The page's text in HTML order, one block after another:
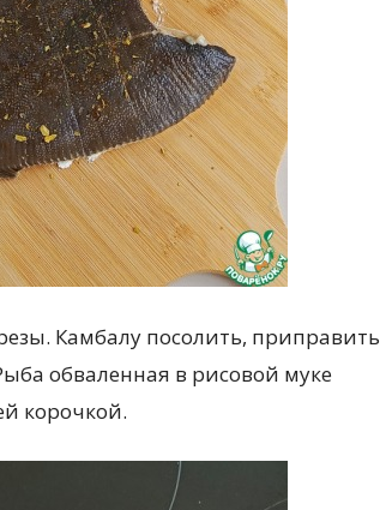
Камбалу посолить, приправить
обваленная в рисовой муке
корочкой.